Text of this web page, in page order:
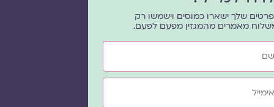
שלך ישארו כמוסים וישמשו רק
מאמרים מהמגזין מפעם לפעם.